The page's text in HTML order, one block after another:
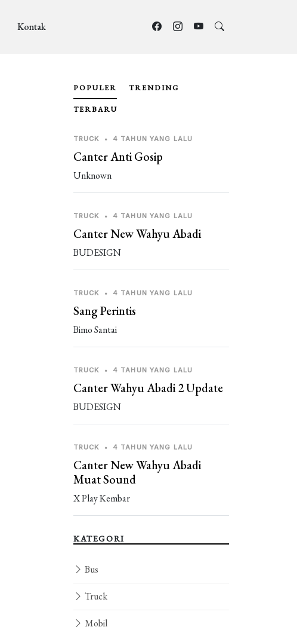
Kontak
POPULER TRENDING
TERBARU
TRUCK • 4 TAHUN YANG LALU
Canter Anti Gosip
Unknown
TRUCK • 4 TAHUN YANG LALU
Canter New Wahyu Abadi
BUDESIGN
TRUCK • 4 TAHUN YANG LALU
Sang Perintis
Bimo Santai
TRUCK • 4 TAHUN YANG LALU
Canter Wahyu Abadi 2 Update
BUDESIGN
TRUCK • 4 TAHUN YANG LALU
Canter New Wahyu Abadi
Muat Sound
X Play Kembar
KATEGORI
Bus
Truck
Mobil